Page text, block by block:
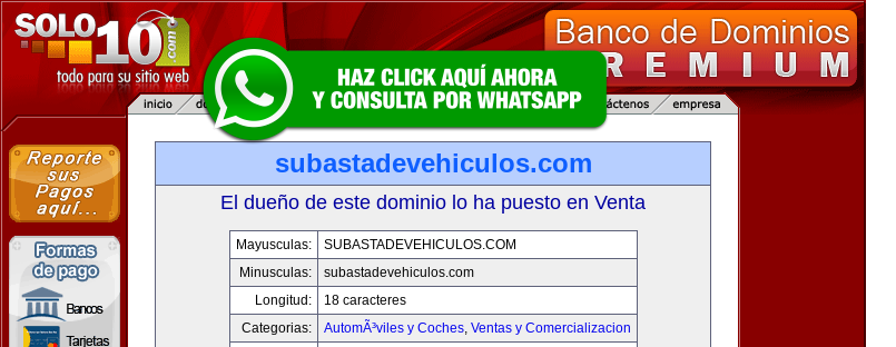
subastadevehiculos.com
El dueño de este dominio lo ha puesto en Venta
Mayusculas:
SUBASTADEVEHICULOS.COM
Minusculas:
subastadevehiculos.com
Longitud:
18 caracteres
Categorias:
AutomÃ³viles y Coches, Ventas y Comercializacion